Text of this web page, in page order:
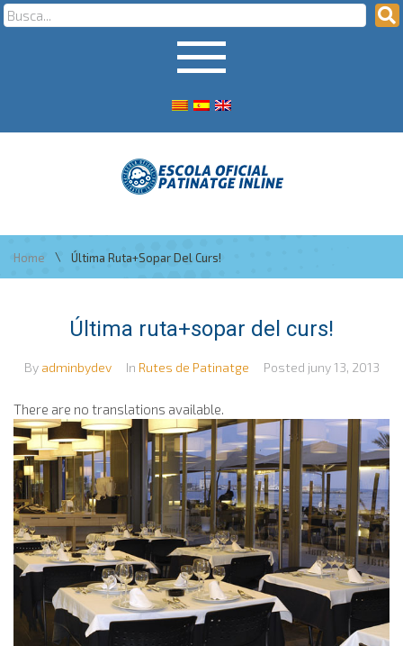
Home \ Última Ruta+sopar Del Curs!
Última ruta+sopar del curs!
By adminbydev In Rutes de Patinatge Posted juny 13, 2013
There are no translations available.